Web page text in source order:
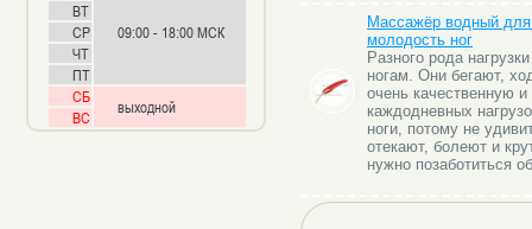
09:00 - 18:00 МСК
ВТ
СР
ЧТ
ПТ
СБ
выходной
ВС
Массажёр водный для
молодость ног
Разного рода
ногам. Они бегают,
очень качественную
каждодневных
ноги, потому не
отекают, болеют и
нужно позаботиться